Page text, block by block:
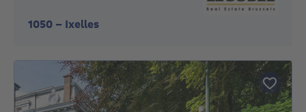
1050 - Ixelles